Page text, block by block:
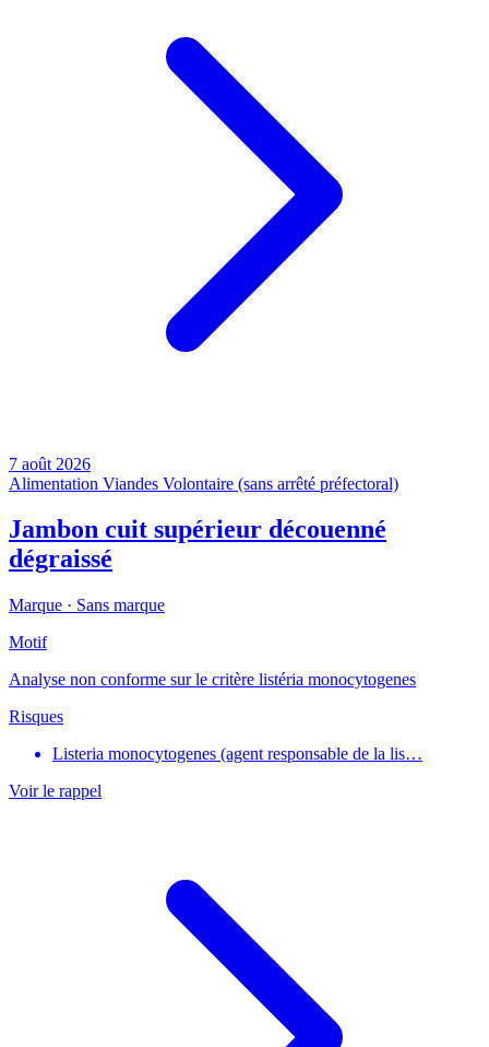
7 août 2026
Alimentation Viandes Volontaire (sans arrêté préfectoral)
Jambon cuit supérieur découenné
dégraissé
Marque · Sans marque
Motif
Analyse non conforme sur le critère listéria monocytogenes
Risques
Listeria monocytogenes (agent responsable de la lis…
Voir le rappel